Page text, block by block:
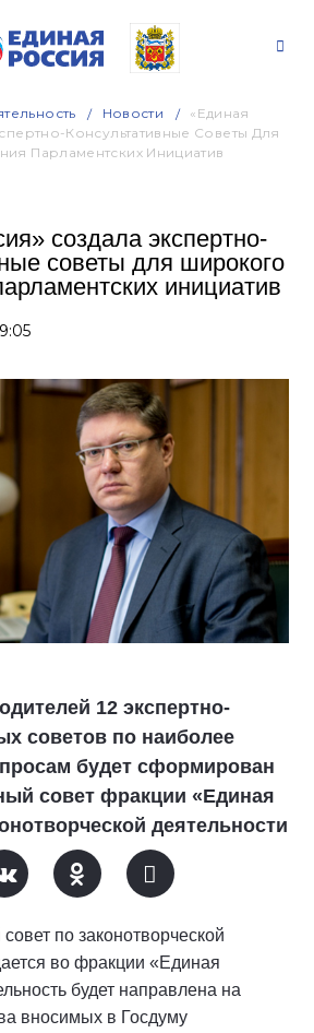
Новости
«Единая
Консультативные Советы Для
Парламентских Инициатив
создала экспертно-
советы для широкого
инициатив
12 экспертно-
советов по наиболее
будет сформирован
совет фракции «Единая
деятельности
по законотворческой
во фракции «Единая
будет направлена на
вносимых в Госдуму